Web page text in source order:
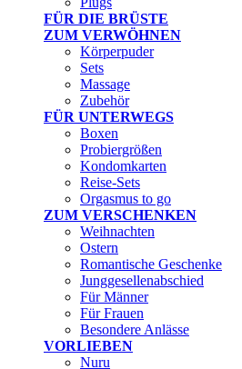
FÜR DIE BRÜSTE
ZUM VERWÖHNEN
Körperpuder
Sets
Massage
Zubehör
FÜR UNTERWEGS
Boxen
Probiergrößen
Kondomkarten
Reise-Sets
Orgasmus to go
ZUM VERSCHENKEN
Weihnachten
Ostern
Romantische Geschenke
Junggesellenabschied
Für Männer
Für Frauen
Besondere Anlässe
VORLIEBEN
Nuru